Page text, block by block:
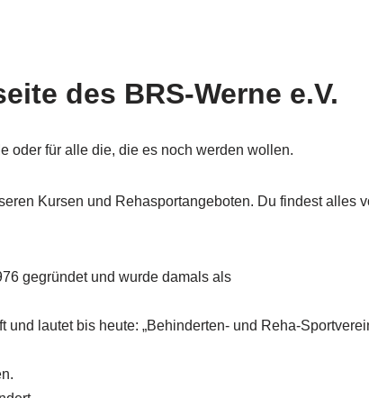
des BRS-Werne e.V.
oder für alle die, die es noch werden wollen.
Kursen und Rehasportangeboten. Du findest alles
gegründet und wurde damals als
und lautet bis heute: „Behinderten- und Reha-